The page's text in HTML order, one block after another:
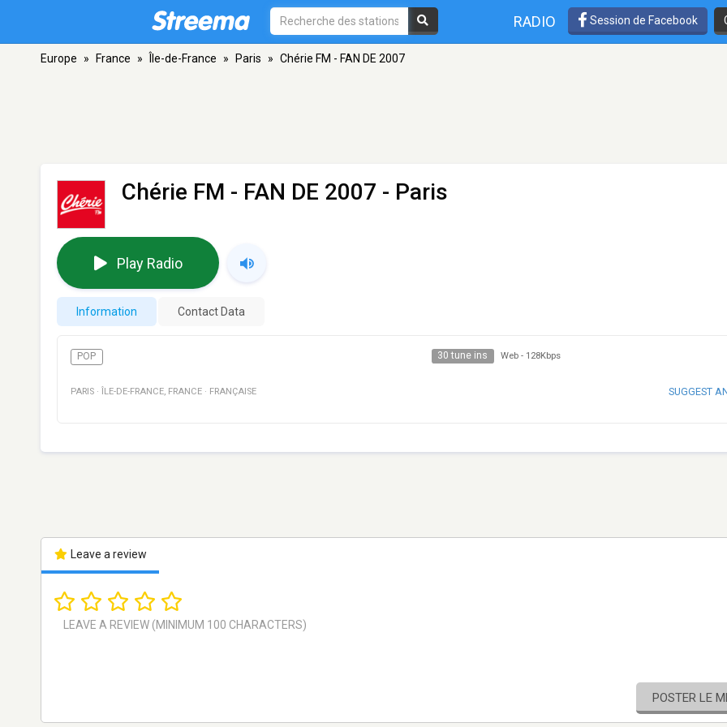
RADIO Session de Facebook
Europe » France » Île-de-France » Paris » Chérie FM - FAN DE 2007
Chérie FM - FAN DE 2007 - Paris
Play Radio
Information Contact Data
POP 30 tune ins Web - 128Kbps
PARIS · ÎLE-DE-FRANCE, FRANCE · FRANÇAISE SUGGEST
Leave a review
POSTER LE